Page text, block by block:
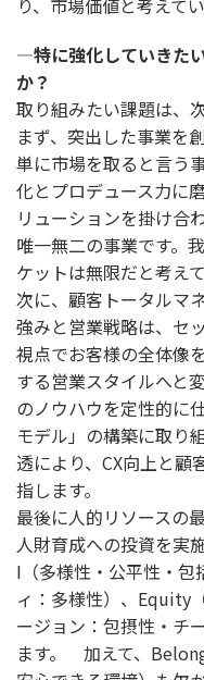
り、市場価値と考えてい
―特に強化していきた
か？
取り組みたい課題は、
まず、突出した事業を
単に市場を取ると言う
化とプロデュース力に
リューションを掛け合
唯一無二の事業です。
ケットは無限だと考えて
次に、顧客トータルマ
強みと営業戦略は、セ
視点でお客様の全体像
する営業スタイルへと
のノウハウを定性的に
モデル」の構築に取り
透により、CX向上と顧
指します。
最後に人的リソースの
人財育成への投資を実
I（多様性・公平性・
ィ：多様性）、Equity
ージョン：包摂性・チ
ます。 加えて、